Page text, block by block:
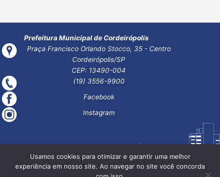
Prefeitura Municipal de Cordeirópolis
Praça Francisco Orlando Stocco, 35 - Centro
Cordeirópolis/SP
CEP: 13490-004
(19) 3556-9900
Facebook
Instagram
Usamos cookies para otimizar e garantir uma melhor
experiência em nosso site. Ao navegar no site você concorda